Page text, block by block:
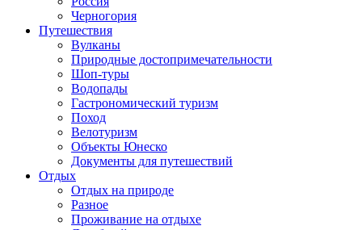
Черногория
Путешествия
Вулканы
Природные достопримечательности
Шоп-туры
Водопады
Гастрономический туризм
Поход
Велотуризм
Объекты Юнеско
Документы для путешествий
Отдых
Отдых на природе
Разное
Проживание на отдыхе